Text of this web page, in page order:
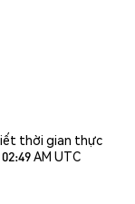
thời gian thực
AM UTC